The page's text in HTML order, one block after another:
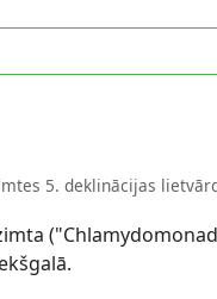
5. deklinācijas